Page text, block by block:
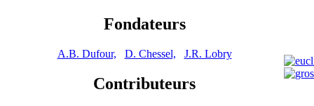
Fondateurs
A.B. Dufour, D. Chessel, J.R. Lobry
Contributeurs